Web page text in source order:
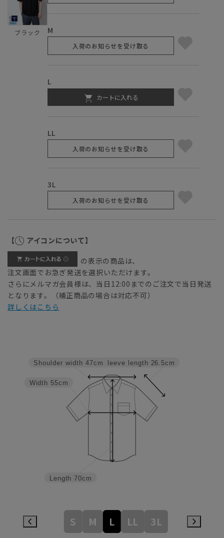
ブラック M
入荷のお知らせを受け取る
L
カートに入れる
LL
入荷のお知らせを受け取る
3L
入荷のお知らせを受け取る
【 アイコンについて】
の表示の商品は、
注文画面でお急ぎ発送を選択いただけます。
さらにメルマガ会員様は、当日12:00までのご注文で当日発送
となります。（補正商品の場合は対応不可）
詳しくはこちら
Sleeve length 26.5cm
Length 70cm
Width 55cm
Shoulder width 47cm
S M L LL 3L